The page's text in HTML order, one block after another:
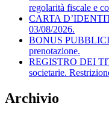
regolarità fiscale e
CARTA
03/08/2026.
BONUS
prenotazione.
REGISTRO DEI
societarie.
Archivio